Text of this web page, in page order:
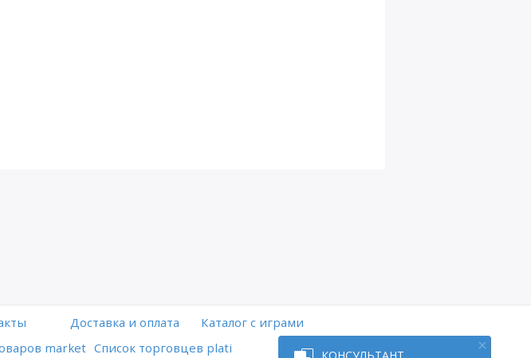
Доставка и оплата
Каталог с играми
market Список торговцев plati